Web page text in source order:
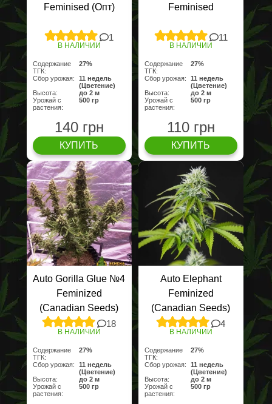
Feminised (Опт)
1
В НАЛИЧИИ
Содержание
ТГК:
27%
Сбор урожая:
11 недель
(Цветение)
Высота:
до 2 м
Урожай с
растения:
500 гр
140 грн
КУПИТЬ
Feminised
11
В НАЛИЧИИ
Содержание
ТГК:
27%
Сбор урожая:
11 недель
(Цветение)
Высота:
до 2 м
Урожай с
растения:
500 гр
110 грн
КУПИТЬ
Auto Gorilla Glue №4
Feminized
(Canadian Seeds)
18
В НАЛИЧИИ
Содержание
ТГК:
27%
Сбор урожая:
11 недель
(Цветение)
Высота:
до 2 м
Урожай с
растения:
500 гр
Auto Elephant
Feminized
(Canadian Seeds)
4
В НАЛИЧИИ
Содержание
ТГК:
27%
Сбор урожая:
11 недель
(Цветение)
Высота:
до 2 м
Урожай с
растения:
500 гр